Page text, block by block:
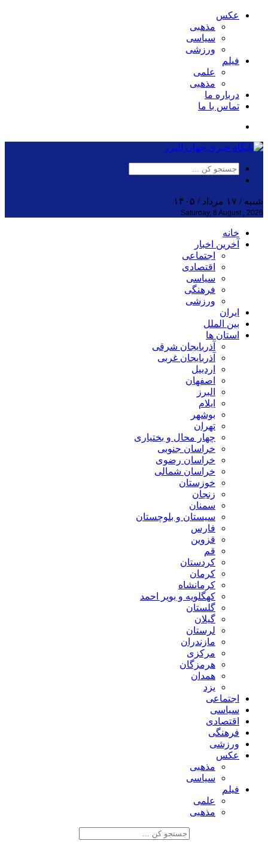
عکس
مذهبی
سیاسی
ورزشی
فیلم
علمی
مذهبی
درباره ما
تماس با ما
شنبه / ۱۷ مرداد / ۱۴۰۵
Saturday, 8 August , 2026
خانه
آخرین اخبار
اجتماعی
اقتصادی
سیاسی
فرهنگی
ورزشی
ایران
بین الملل
استان ها
آذربایجان شرقی
آذربایجان غربی
اردبیل
اصفهان
البرز
ایلام
بوشهر
تهران
چهار محال و بختیاری
خراسان جنوبی
خراسان رضوی
خراسان شمالی
خوزستان
زنجان
سمنان
سیستان و بلوچستان
فارس
قزوین
قم
کردستان
کرمان
کرمانشاه
کهگلویه و بویر احمد
گلستان
گیلان
لرستان
مازندران
مرکزی
هرمزگان
همدان
یزد
اجتماعی
سیاسی
اقتصادی
فرهنگی
ورزشی
عکس
مذهبی
سیاسی
فیلم
علمی
مذهبی